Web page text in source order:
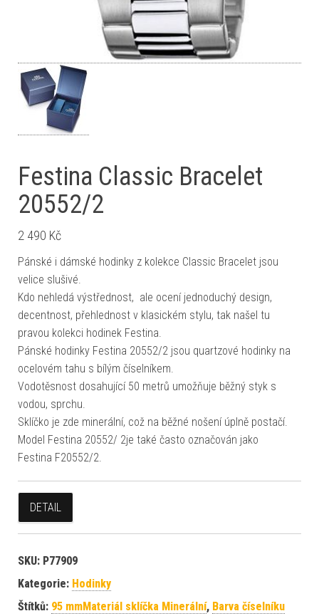
Festina Classic Bracelet
20552/2
2 490 Kč
Pánské i dámské hodinky z kolekce Classic Bracelet jsou
velice slušivé.
Kdo nehledá výstřednost, ale ocení jednoduchý design,
decentnost, přehlednost v klasickém stylu, tak našel tu
pravou kolekci hodinek Festina.
Pánské hodinky Festina 20552/2 jsou quartzové hodinky na
ocelovém tahu s bílým číselníkem.
Vodotěsnost dosahující 50 metrů umožňuje běžný styk s
vodou, sprchu.
Sklíčko je zde minerální, což na běžné nošení úplně postačí.
Model Festina 20552/ 2je také často označován jako
Festina F20552/2.
DETAIL
SKU: P77909
Kategorie: Hodinky
Štítků: 95 mmMateriál sklíčka Minerální, Barva číselníku